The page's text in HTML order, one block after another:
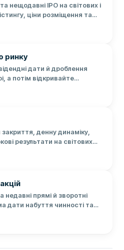
нещодавні IPO на світових і
ціни розміщення та
ринку
дати й дроблення
а потім відкривайте
денну динаміку,
результати на світових
недавні прямі й зворотні
дати набуття чинності та